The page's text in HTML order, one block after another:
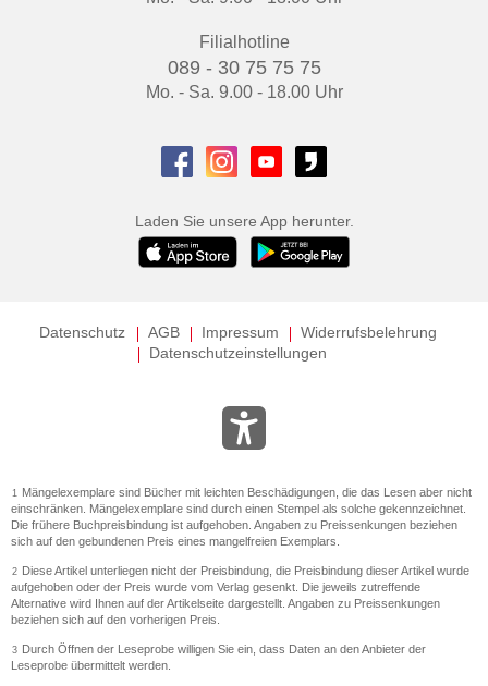
Filialhotline
089 - 30 75 75 75
Mo. - Sa. 9.00 - 18.00 Uhr
Laden Sie unsere App herunter.
Datenschutz AGB Impressum
Widerrufsbelehrung
Datenschutzeinstellungen
1
Mängelexemplare sind Bücher mit leichten Beschädigungen, die das Lesen aber nicht
einschränken. Mängelexemplare sind durch einen Stempel als solche gekennzeichnet.
Die frühere Buchpreisbindung ist aufgehoben. Angaben zu Preissenkungen beziehen
sich auf den gebundenen Preis eines mangelfreien Exemplars.
2 Diese Artikel unterliegen nicht der Preisbindung, die Preisbindung dieser Artikel wurde
aufgehoben oder der Preis wurde vom Verlag gesenkt. Die jeweils zutreffende
Alternative wird Ihnen auf der Artikelseite dargestellt. Angaben zu Preissenkungen
beziehen sich auf den vorherigen Preis.
3 Durch Öffnen der Leseprobe willigen Sie ein, dass Daten an den Anbieter der
Leseprobe übermittelt werden.